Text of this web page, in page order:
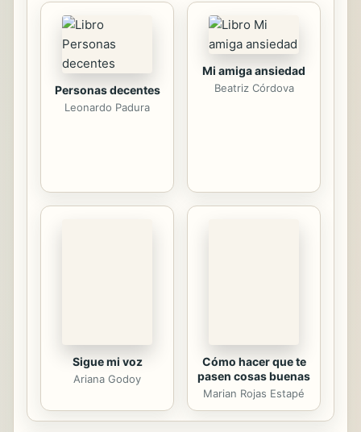
Personas decentes
Leonardo Padura
Mi amiga ansiedad
Beatriz Córdova
Sigue mi voz
Ariana Godoy
Cómo hacer que te
pasen cosas buenas
Marian Rojas Estapé